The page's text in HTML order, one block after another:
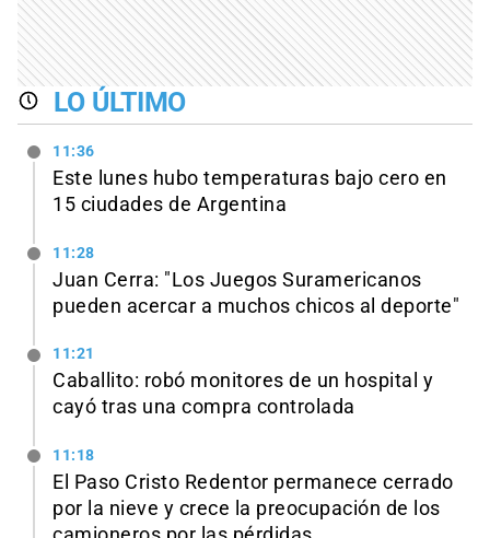
LO ÚLTIMO
11:36
Este lunes hubo temperaturas bajo cero en
15 ciudades de Argentina
11:28
Juan Cerra: "Los Juegos Suramericanos
pueden acercar a muchos chicos al deporte"
11:21
Caballito: robó monitores de un hospital y
cayó tras una compra controlada
11:18
El Paso Cristo Redentor permanece cerrado
por la nieve y crece la preocupación de los